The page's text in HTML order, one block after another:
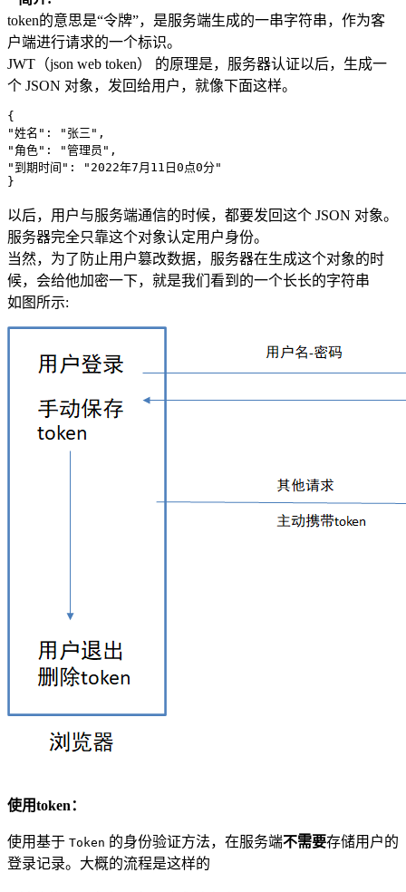
token的意思是“令牌”，是服务端生成的一串字符串，作为客
户端进行请求的一个标识。
JWT（json web token） 的原理是，服务器认证以后，生成一
个 JSON 对象，发回给用户，就像下面这样。
{
"姓名": "张三",
"角色": "管理员",
"到期时间": "2022年7月11日0点0分"
}
以后，用户与服务端通信的时候，都要发回这个 JSON 对象。
服务器完全只靠这个对象认定用户身份。
当然，为了防止用户篡改数据，服务器在生成这个对象的时
候，会给他加密一下，就是我们看到的一个长长的字符串
如图所示:
使用token：
使用基于 Token 的身份验证方法，在服务端不需要存储用户的
登录记录。大概的流程是这样的